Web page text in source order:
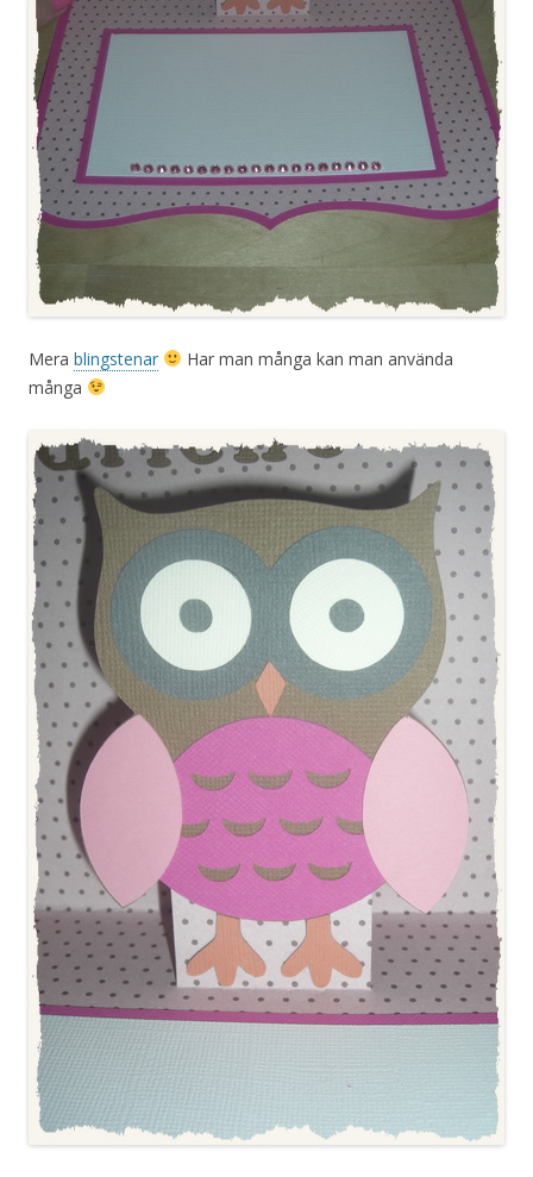
Mera blingstenar
Har man många kan man använda
många